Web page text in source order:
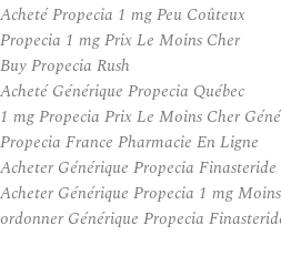
Acheté Propecia 1 mg Peu Coûteux
Propecia 1 mg Prix Le Moins Cher
Buy Propecia Rush
Acheté Générique Propecia Québec
1 mg Propecia Prix Le Moins Cher
Propecia France Pharmacie En Ligne
Acheter Générique Propecia
Acheter Générique Propecia 1 mg
ordonner Générique Propecia